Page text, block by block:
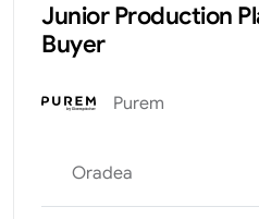
Junior Production
Buyer
Purem
Oradea